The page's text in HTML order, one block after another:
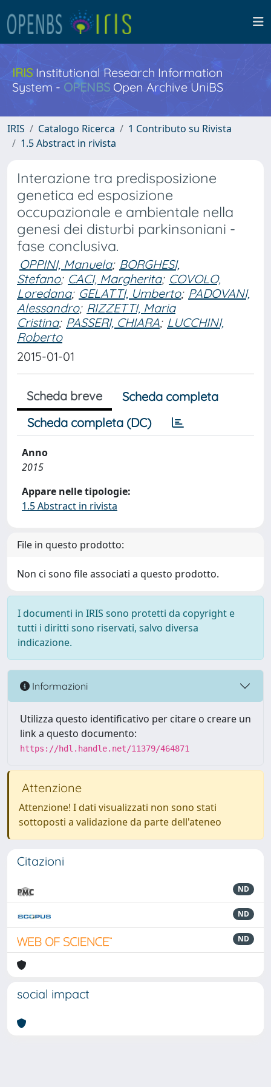
IRISInstitutional Research Information
System - OPENBS Open Archive UniBS
IRIS Catalogo Ricerca
1 Contributo su Rivista
1.5 Abstract in rivista
Interazione tra predisposizione
genetica ed esposizione
occupazionale e ambientale nella
genesi dei disturbi parkinsoniani -
fase conclusiva.
OPPINI, Manuela; BORGHESI,
Stefano; CACI, Margherita; COVOLO,
Loredana; GELATTI, Umberto; PADOVANI,
Alessandro; RIZZETTI, Maria
Cristina; PASSERI, CHIARA; LUCCHINI,
Roberto
2015-01-01
Scheda breve
Scheda completa
Scheda completa (DC)
Anno
2015
Appare nelle tipologie:
1.5 Abstract in rivista
File in questo prodotto:
Non ci sono file associati a questo prodotto.
I documenti in IRIS sono protetti da copyright e
tutti i diritti sono riservati, salvo diversa
indicazione.
Informazioni
Utilizza questo identificativo per citare o creare un
link a questo documento:
https://hdl.handle.net/11379/464871
Attenzione
Attenzione! I dati visualizzati non sono stati
sottoposti a validazione da parte dell'ateneo
Citazioni
ND
ND
ND
social impact